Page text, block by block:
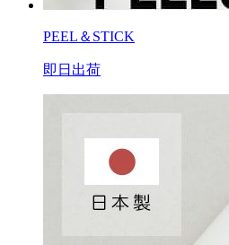
PEEL＆STICK
即日出荷